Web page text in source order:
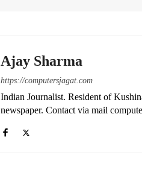
Ajay Sharma
https://computersjagat.com
Indian Journalist. Resident of
newspaper. Contact via mail